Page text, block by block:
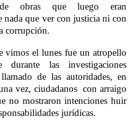
de obras que luego eran
nada que ver con justicia ni con
corrupción.
vimos el lunes fue un atropello
durante las investigaciones
de las autoridades, en
vez, ciudadanos con arraigo
no mostraron intenciones huir
jurídicas.